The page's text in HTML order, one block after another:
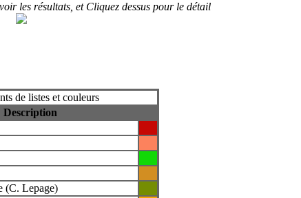
les résultats, et Cliquez dessus pour le détail
de listes et couleurs
Description
(C. Lepage)